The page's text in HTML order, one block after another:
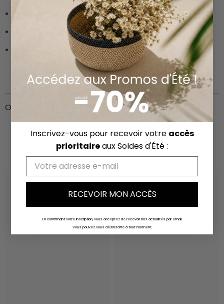
Diámetro en cm:9
Vidrio
Precauciones de uso: Colocar en una superficie estable.
No deje las velas encendidas sin vigilancia.
Opiniones de clientes
También te podría gustar
Inscrivez-vous pour recevoir votre accès
prioritaireaux Soldes d'Été :
Email
RECEVOIR MON ACCÈS
En confirmant votre inscription, vous acceptez de recevoir nos actualités par email.
Vous pouvez vous désinscrire à tout moment.